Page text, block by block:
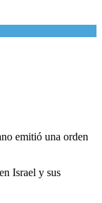
emitió una orden
Israel y sus